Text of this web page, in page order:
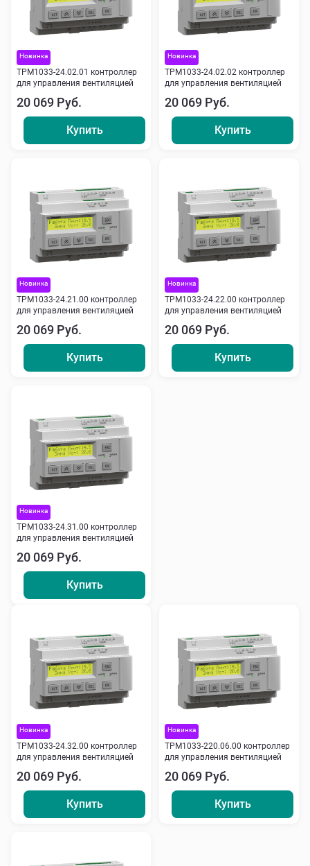
Новинка
ТРМ1033-24.02.01 контроллер
для управления вентиляцией
20 069 Руб.
Купить
Новинка
ТРМ1033-24.02.02 контроллер
для управления вентиляцией
20 069 Руб.
Купить
Новинка
ТРМ1033-24.21.00 контроллер
для управления вентиляцией
20 069 Руб.
Купить
Новинка
ТРМ1033-24.22.00 контроллер
для управления вентиляцией
20 069 Руб.
Купить
Новинка
ТРМ1033-24.31.00 контроллер
для управления вентиляцией
20 069 Руб.
Купить
Новинка
ТРМ1033-24.32.00 контроллер
для управления вентиляцией
20 069 Руб.
Купить
Новинка
ТРМ1033-220.06.00 контроллер
для управления вентиляцией
20 069 Руб.
Купить